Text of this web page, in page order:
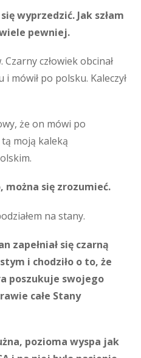
wyprzedzić. Jak szłam
pewniej.
człowiek obcinał
mówił po polsku. Kaleczył
że on mówi po
moją kaleką
można się zrozumieć.
na stany.
zapełniał się czarną
i chodziło o to, że
poszukuje swojego
całe Stany
pozioma wyspa jak